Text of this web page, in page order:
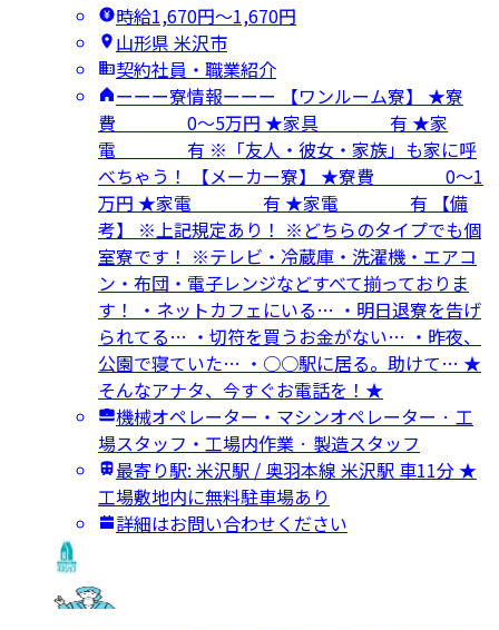
時給1,670円〜1,670円
山形県 米沢市
契約社員・職業紹介
ーーー寮情報ーーー 【ワンルーム寮】 ★寮
費 0～5万円 ★家具 有 ★家
電 有 ※「友人・彼女・家族」も家に呼
べちゃう！ 【メーカー寮】 ★寮費 0～1
万円 ★家電 有 ★家電 有 【備
考】 ※上記規定あり！ ※どちらのタイプでも個
室寮です！ ※テレビ・冷蔵庫・洗濯機・エアコ
ン・布団・電子レンジなどすべて揃っておりま
す！ ・ネットカフェにいる… ・明日退寮を告げ
られてる… ・切符を買うお金がない… ・昨夜、
公園で寝ていた… ・○○駅に居る。助けて… ★
そんなアナタ、今すぐお電話を！★
機械オペレーター・マシンオペレーター · 工
場スタッフ・工場内作業 · 製造スタッフ
最寄り駅: 米沢駅 / 奥羽本線 米沢駅 車11分 ★
工場敷地内に無料駐車場あり
詳細はお問い合わせください